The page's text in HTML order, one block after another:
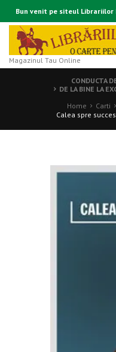
Bun venit pe siteul Librariilor
Magazinul Tau Online
CONDUCTA
DE LA BINE LA
Home
Carti
Calea spre